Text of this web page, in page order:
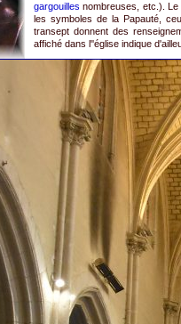
gargouilles nombreuses, etc.).
les symboles de la Papauté,
transept donnent des
affiché dans l''église indique